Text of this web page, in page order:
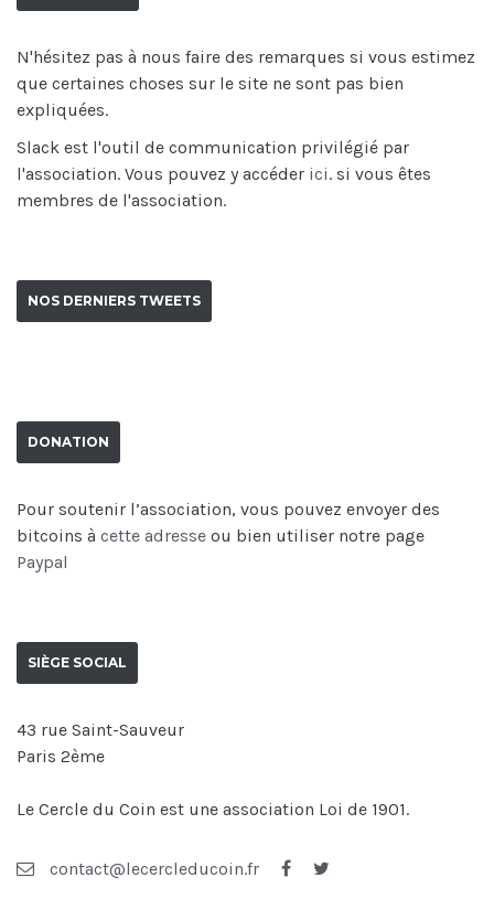
N'hésitez pas à nous faire des remarques si vous estimez
que certaines choses sur le site ne sont pas bien
expliquées.
Slack est l'outil de communication privilégié par
l'association. Vous pouvez y accéder ici. si vous êtes
membres de l'association.
NOS DERNIERS TWEETS
DONATION
Pour soutenir l’association, vous pouvez envoyer des
bitcoins à cette adresse ou bien utiliser notre page
Paypal
SIÈGE SOCIAL
43 rue Saint-Sauveur
Paris 2ème
Le Cercle du Coin est une association Loi de 1901.
contact@lecercleducoin.fr